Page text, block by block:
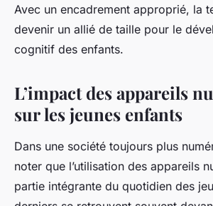
Avec un encadrement approprié, la
devenir un allié de taille pour le
cognitif des enfants.
L’impact des appareils
sur les jeunes enfants
Dans une société toujours plus
noter que l’utilisation des appareils
partie intégrante du quotidien des